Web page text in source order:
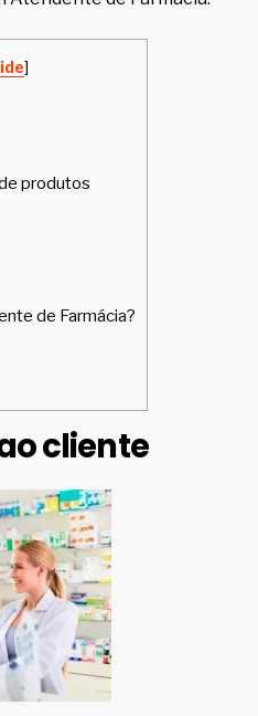
]
produtos
de Farmácia?
cliente